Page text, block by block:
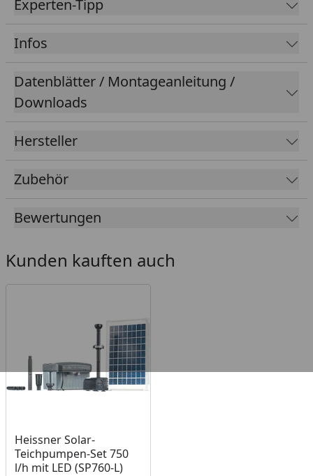
Experten-Tipp
Infos
Datenblätter / Montageanleitung /
Downloads
Hersteller
Zubehör
Bewertungen
Kunden kauften auch
Heissner Solar-
Teichpumpen-Set 750
l/h mit LED (SP760-L)